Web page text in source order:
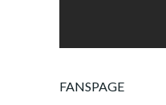
FANSPAGE